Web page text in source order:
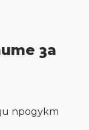
за
продукт